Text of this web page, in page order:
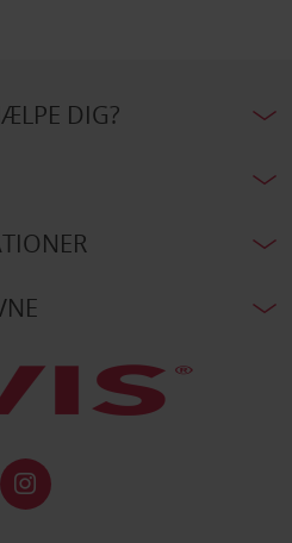
DIG?